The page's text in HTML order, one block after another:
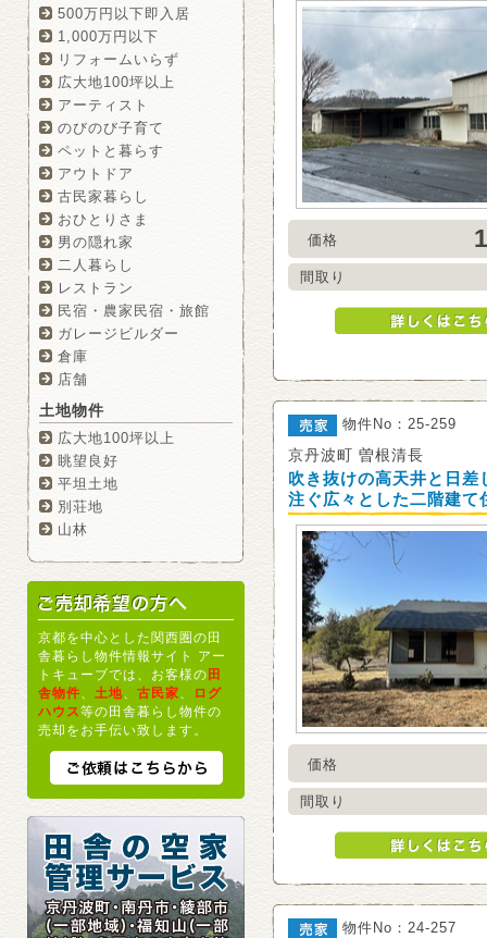
価格
間取り
物件No：25-259
京丹波町 曽根清長
吹き抜けの高天井と日差
注ぐ広々とした二階建て
価格
間取り
物件No：24-257
500万円以下即入居
1,000万円以下
リフォームいらず
広大地100坪以上
アーティスト
のびのび子育て
ペットと暮らす
アウトドア
古民家暮らし
おひとりさま
男の隠れ家
二人暮らし
レストラン
民宿・農家民宿・旅館
ガレージビルダー
倉庫
店舗
土地物件
広大地100坪以上
眺望良好
平坦土地
別荘地
山林
京都を中心とした関西圏の田
舎暮らし物件情報サイト アー
トキューブでは、お客様の田
舎物件
土地 古民家
ログ
ハウス等の田舎暮らし物件の
売却をお手伝い致します。